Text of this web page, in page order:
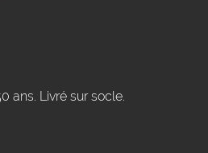
ans. Livré sur socle.